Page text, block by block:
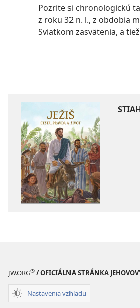
Pozrite si chronologickú
z roku 32 n. l., z obdobia
Sviatkom zasvätenia, a
JW.ORG® / OFICIÁLNA STRÁNKA
Nastavenia vzhľadu